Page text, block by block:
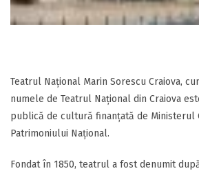
Teatrul Național Marin Sorescu Craiova,
numele de Teatrul Național din Craiova
publică de cultură finanțată de Ministerul
Patrimoniului Național.
Fondat în 1850, teatrul a fost denumit